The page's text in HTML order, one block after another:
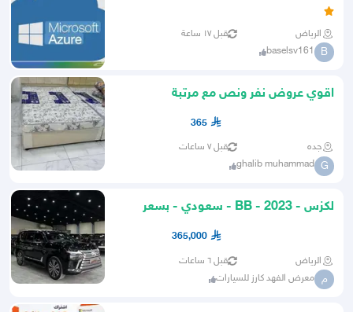
AZURE
الرياض قبل ١٧ ساعة
B
baselsv161
اقوي عروض نفر ونص مع مرتبة
365
جده قبل ٧ ساعات
G
ghalib muhammad
لكزس - 2023 - BB - سعودي - بسعر
365,000
الرياض قبل ٦ ساعات
م معرض الفهد كارز للسيارات